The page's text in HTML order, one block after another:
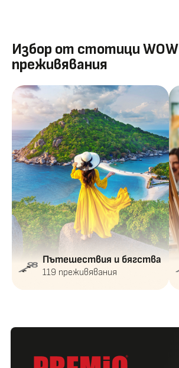
Избор от стотици WOW
преживявания
Пътешествия и бягства
119 преживявания